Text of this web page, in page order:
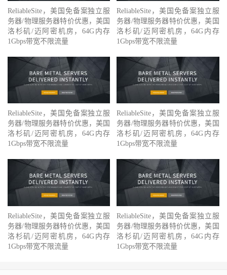
ReliableSite，美国免备案独立服
务器/物理服务器特价优惠，美国
洛杉矶/迈阿密机房，64G内存
1Gbps带宽不限流量
ReliableSite，美国免备案独立服
务器/物理服务器特价优惠，美国
洛杉矶/迈阿密机房，64G内存
1Gbps带宽不限流量
ReliableSite，美国免备案独立服
务器/物理服务器特价优惠，美国
洛杉矶/迈阿密机房，64G内存
1Gbps带宽不限流量
ReliableSite，美国免备案独立服
务器/物理服务器特价优惠，美国
洛杉矶/迈阿密机房，64G内存
1Gbps带宽不限流量
ReliableSite，美国免备案独立服
务器/物理服务器特价优惠，美国
洛杉矶/迈阿密机房，64G内存
1Gbps带宽不限流量
ReliableSite，美国免备案独立服
务器/物理服务器特价优惠，美国
洛杉矶/迈阿密机房，64G内存
1Gbps带宽不限流量